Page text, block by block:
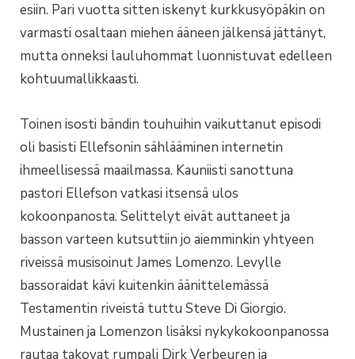
esiin. Pari vuotta sitten iskenyt kurkkusyöpäkin on
varmasti osaltaan miehen ääneen jälkensä jättänyt,
mutta onneksi lauluhommat luonnistuvat edelleen
kohtuumallikkaasti.
Toinen isosti bändin touhuihin vaikuttanut episodi
oli basisti Ellefsonin sählääminen internetin
ihmeellisessä maailmassa. Kauniisti sanottuna
pastori Ellefson vatkasi itsensä ulos
kokoonpanosta. Selittelyt eivät auttaneet ja
basson varteen kutsuttiin jo aiemminkin yhtyeen
riveissä musisoinut James Lomenzo. Levylle
bassoraidat kävi kuitenkin äänittelemässä
Testamentin riveistä tuttu Steve Di Giorgio.
Mustainen ja Lomenzon lisäksi nykykokoonpanossa
rautaa takovat rumpali Dirk Verbeuren ja